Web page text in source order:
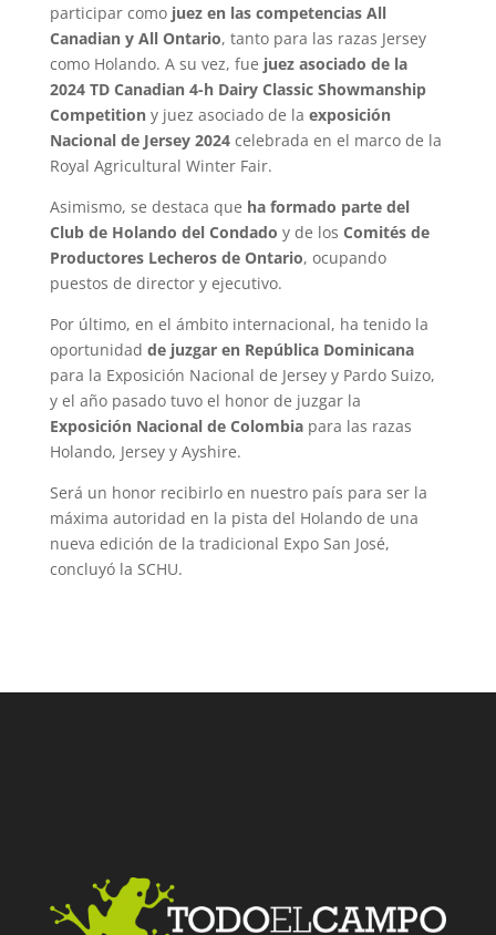
participar como juez en las competencias All
Canadian y All Ontario, tanto para las razas Jersey
como Holando. A su vez, fue juez asociado de la
2024 TD Canadian 4-h Dairy Classic Showmanship
Competitiony juez asociado de la exposición
Nacional de Jersey 2024celebrada en el marco de la
Royal Agricultural Winter Fair.
Asimismo, se destaca que ha formado parte del
Club de Holando del Condado y de los Comités de
Productores Lecheros de Ontario, ocupando
puestos de director y ejecutivo.
Por último, en el ámbito internacional, ha tenido la
oportunidad de juzgar en República Dominicana
para la Exposición Nacional de Jersey y Pardo Suizo,
y el año pasado tuvo el honor de juzgar la
Exposición Nacional de Colombiapara las razas
Holando, Jersey y Ayshire.
Será un honor recibirlo en nuestro país para ser la
máxima autoridad en la pista del Holando de una
nueva edición de la tradicional Expo San José,
concluyó la SCHU.